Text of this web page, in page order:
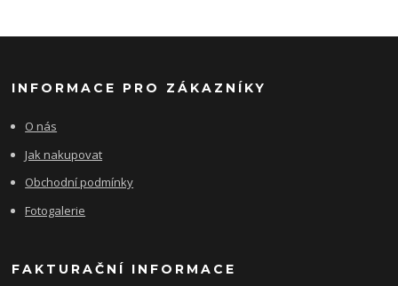
INFORMACE PRO ZÁKAZNÍKY
O nás
Jak nakupovat
Obchodní podmínky
Fotogalerie
FAKTURAČNÍ INFORMACE